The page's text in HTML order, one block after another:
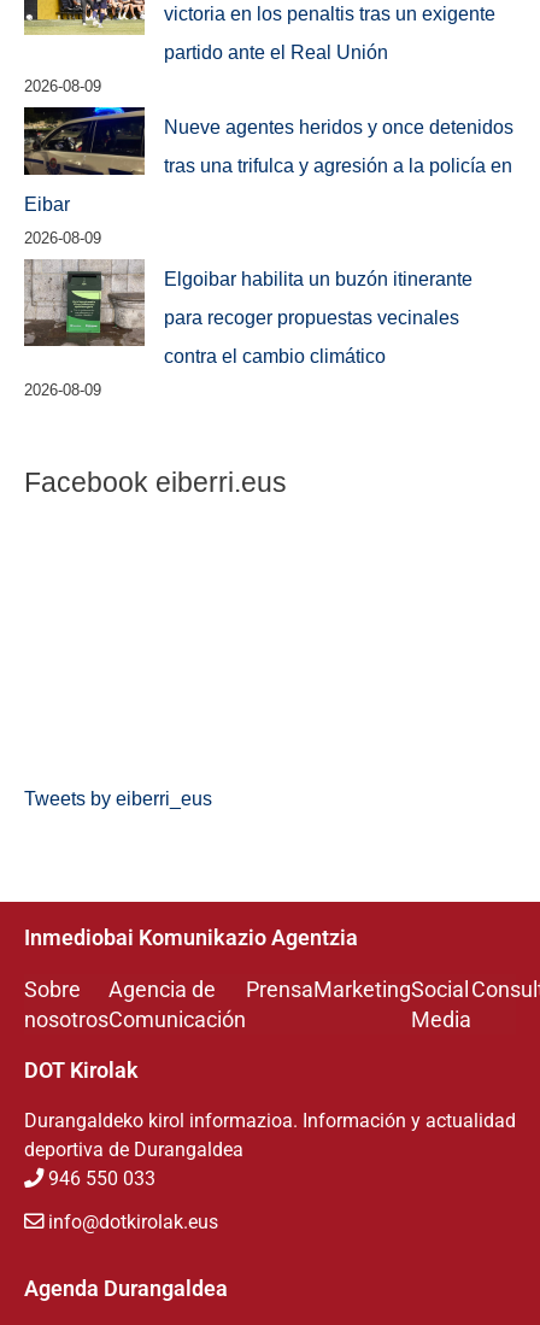
victoria en los penaltis tras un exigente
partido ante el Real Unión
2026-08-09
Nueve agentes heridos y once detenidos
tras una trifulca y agresión a la policía en
Eibar
2026-08-09
Elgoibar habilita un buzón itinerante
para recoger propuestas vecinales
contra el cambio climático
2026-08-09
Facebook eiberri.eus
Tweets by eiberri_eus
Inmediobai Komunikazio Agentzia
Sobre
nosotros
Agencia de
Comunicación
PrensaMarketingSocial
Media
DOT Kirolak
Durangaldeko kirol informazioa. Información y actualidad
deportiva de Durangaldea
946 550 033
info@dotkirolak.eus
Agenda Durangaldea